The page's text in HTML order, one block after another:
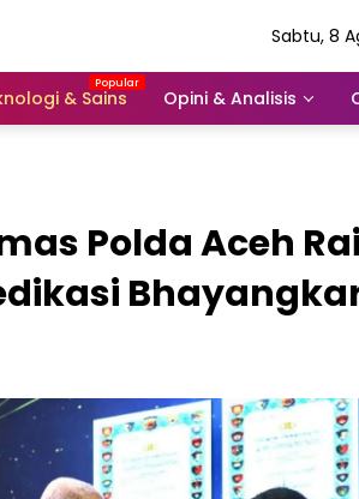
Sabtu, 8
& Sains Opini & Analisis
Polda Aceh